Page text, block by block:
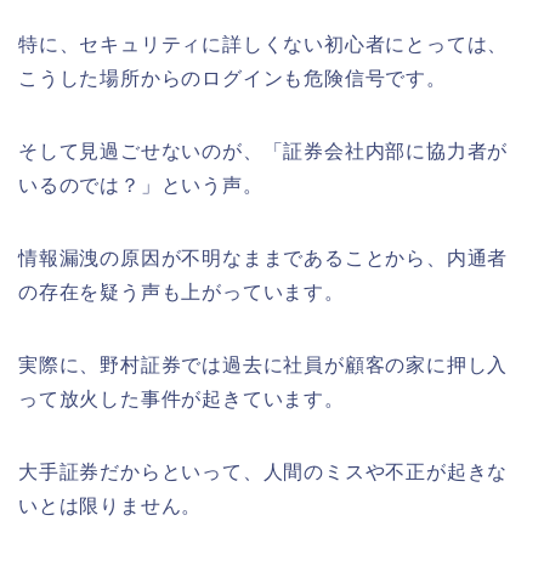
特に、セキュリティに詳しくない初心者にとっては、
こうした場所からのログインも危険信号です。
そして見過ごせないのが、「証券会社内部に協力者が
いるのでは？」という声。
情報漏洩の原因が不明なままであることから、内通者
の存在を疑う声も上がっています。
実際に、野村証券では過去に社員が顧客の家に押し入
って放火した事件が起きています。
大手証券だからといって、人間のミスや不正が起きな
いとは限りません。